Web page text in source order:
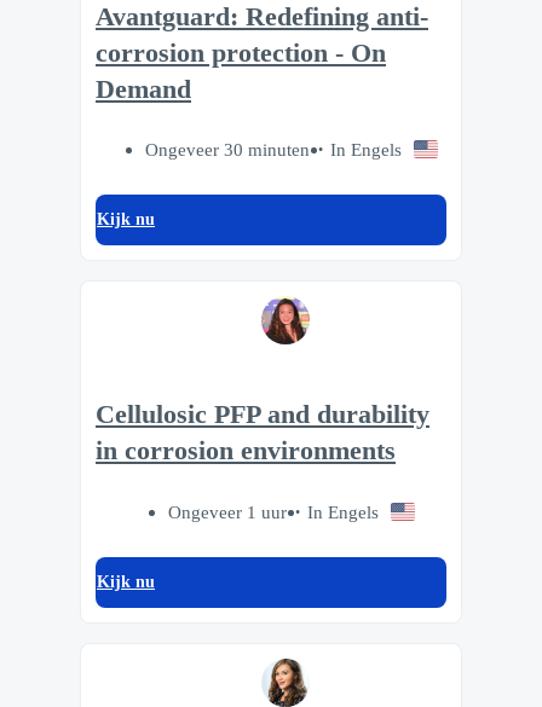
Avantguard: Redefining anti-
corrosion protection - On
Demand
Ongeveer 30 minuten In Engels
Kijk nu
Cellulosic PFP and durability
in corrosion environments
Ongeveer 1 uur In Engels
Kijk nu